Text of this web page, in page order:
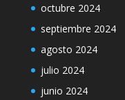
octubre 2024
septiembre 2024
agosto 2024
julio 2024
junio 2024